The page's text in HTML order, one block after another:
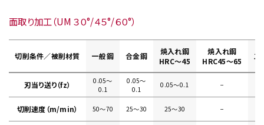
面取り加工（UM ３０°/４５°/６０°）
切削条件／被削材質 一般鋼 合金鋼
焼入れ鋼
HRC～45
焼入れ鋼
HRC45～65
ス
刃当り送り（fz）
0.05〜
0.1
0.05〜
0.1
0.05〜0.1 −
切削速度（m/min） 50〜70 25〜30 25〜30 −